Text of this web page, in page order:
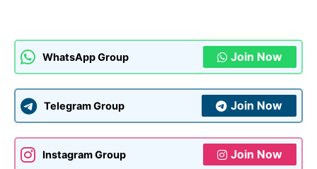
WhatsApp Group Join Now
Telegram Group Join Now
Instagram Group Join Now